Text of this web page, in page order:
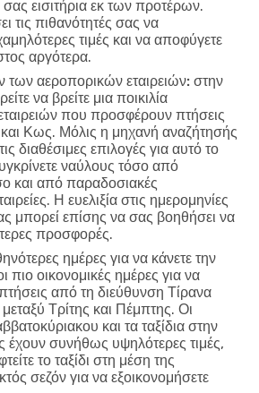
εισιτήρια εκ των προτέρων.
τις πιθανότητές σας να
τιμές και να αποφύγετε
αργότερα.
των αεροπορικών εταιρειών: στην
να βρείτε μια ποικιλία
που προσφέρουν πτήσεις
και Κως. Μόλις η μηχανή αναζήτησής
διαθέσιμες επιλογές για αυτό το
ναύλους τόσο από
και από παραδοσιακές
Η ευελιξία στις ημερομηνίες
μπορεί επίσης να σας βοηθήσει να
προσφορές.
ημέρες για να κάνετε την
πιο οικονομικές ημέρες για να
από τη διεύθυνση Τίρανα
Τρίτης και Πέμπτης. Οι
και τα ταξίδια στην
έχουν συνήθως υψηλότερες τιμές,
το ταξίδι στη μέση της
σεζόν για να εξοικονομήσετε